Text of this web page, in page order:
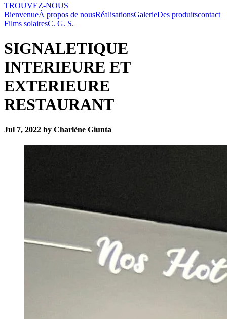
TROUVEZ-NOUS
BienvenueÀ propos de nousRéalisationsGalerieDes produitscontact
Films solairesC. G. S.
SIGNALETIQUE
INTERIEURE ET
EXTERIEURE
RESTAURANT
Jul 7, 2022 by Charlène Giunta